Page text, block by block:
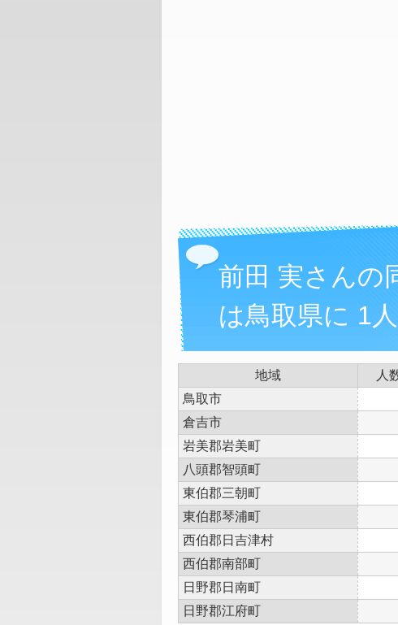
前田 実さんの
は鳥取県に 1人
地域 人
鳥取市
倉吉市
岩美郡岩美町
八頭郡智頭町
東伯郡三朝町
東伯郡琴浦町
西伯郡日吉津村
西伯郡南部町
日野郡日南町
日野郡江府町